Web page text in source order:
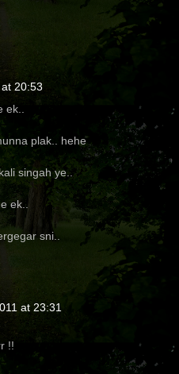
20:53
plak.. hehe
singah ye..
ek..
sni..
at 23:31
!!